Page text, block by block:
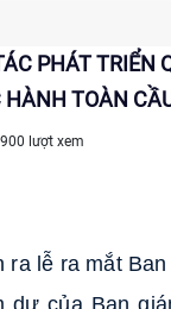
PHÁT TRIỂN
TOÀN
900 lượt xem
ra lễ ra mắt
dự của Ban